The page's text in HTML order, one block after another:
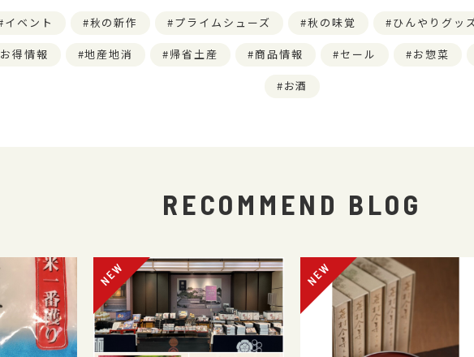
イベント 秋の新作 プライムシューズ 秋の味覚 ひんやりグッ
お得情報 地産地消 帰省土産 商品情報 セール お惣菜
お酒
RECOMMEND BLOG